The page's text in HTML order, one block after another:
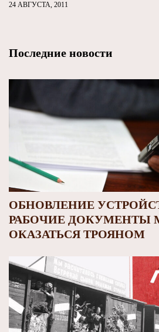
24 АВГУСТА, 2011
Последние новости
ОБНОВЛЕНИЕ
РАБОЧИЕ ДОКУМЕНТЫ
ОКАЗАТЬСЯ ТРОЯНОМ